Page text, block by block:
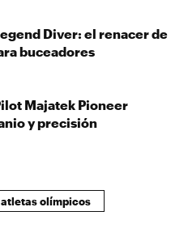
Diver: el renacer de
buceadores
Majatek Pioneer
y precisión
atletas olímpicos